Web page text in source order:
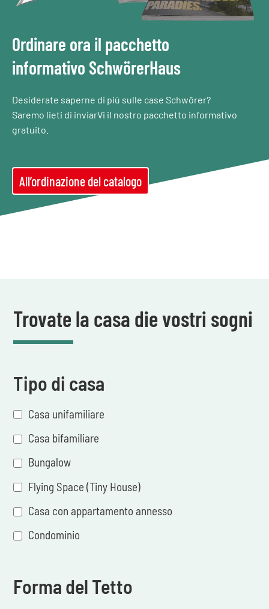
Ordinare ora il pacchetto
informativo SchwörerHaus
Desiderate saperne di più sulle case Schwörer?
Saremo lieti di inviarVi il nostro pacchetto informativo
gratuito.
All’ordinazione del catalogo
Trovate la casa die vostri sogni
Tipo di casa
Casa unifamiliare
Casa bifamiliare
Bungalow
Flying Space (Tiny House)
Casa con appartamento annesso
Condominio
Forma del Tetto